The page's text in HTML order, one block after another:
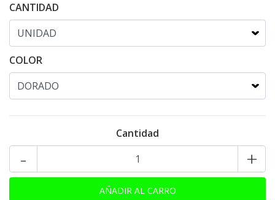
CANTIDAD
COLOR
Cantidad
+
-